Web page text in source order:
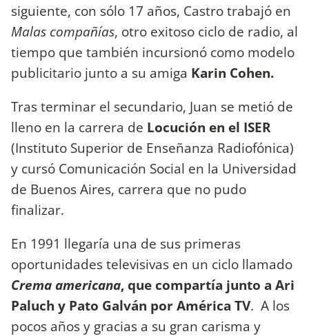
siguiente, con sólo 17 años, Castro trabajó en
Malas compañías, otro exitoso ciclo de radio, al
tiempo que también incursionó como modelo
publicitario junto a su amiga Karin Cohen.
Tras terminar el secundario, Juan se metió de
lleno en la carrera de Locución en el ISER
(Instituto Superior de Enseñanza Radiofónica)
y cursó Comunicación Social en la Universidad
de Buenos Aires, carrera que no pudo
finalizar.
En 1991 llegaría una de sus primeras
oportunidades televisivas en un ciclo llamado
Crema americana,que compartía junto a Ari
Paluch y Pato Galván por América TV. A los
pocos años y gracias a su gran carisma y